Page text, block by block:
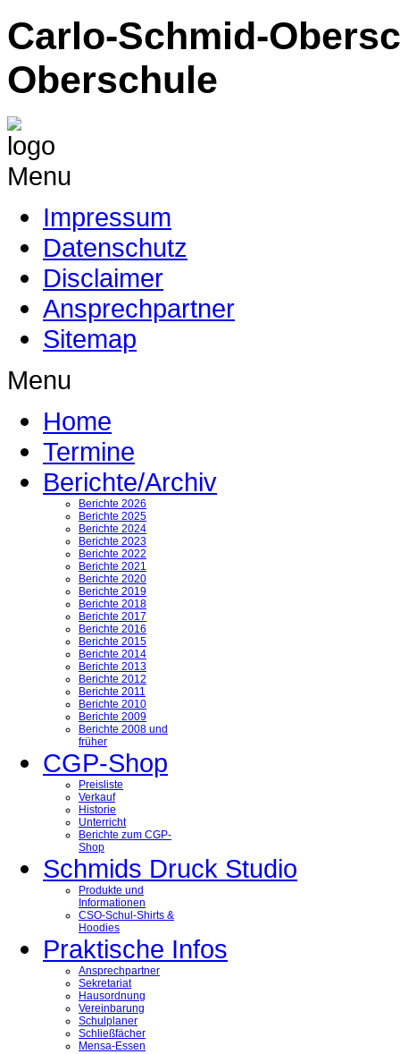
Carlo-Schmid-
Oberschule
Menu
Impressum
Datenschutz
Disclaimer
Ansprechpartner
Sitemap
Menu
Home
Termine
Berichte/Archiv
Berichte 2026
Berichte 2025
Berichte 2024
Berichte 2023
Berichte 2022
Berichte 2021
Berichte 2020
Berichte 2019
Berichte 2018
Berichte 2017
Berichte 2016
Berichte 2015
Berichte 2014
Berichte 2013
Berichte 2012
Berichte 2011
Berichte 2010
Berichte 2009
Berichte 2008 und
früher
CGP-Shop
Preisliste
Verkauf
Historie
Unterricht
Berichte zum CGP-
Shop
Schmids Druck Studio
Produkte und
Informationen
CSO-Schul-Shirts &
Hoodies
Praktische Infos
Ansprechpartner
Sekretariat
Hausordnung
Vereinbarung
Schulplaner
Schließfächer
Mensa-Essen